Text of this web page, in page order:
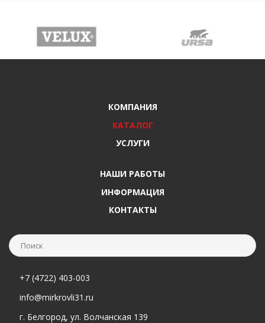
КОМПАНИЯ
КАТАЛОГ
УСЛУГИ
НАШИ РАБОТЫ
ИНФОРМАЦИЯ
КОНТАКТЫ
+7 (4722) 403-003
info@mirkrovli31.ru
г. Белгород, ул. Волчанская 139